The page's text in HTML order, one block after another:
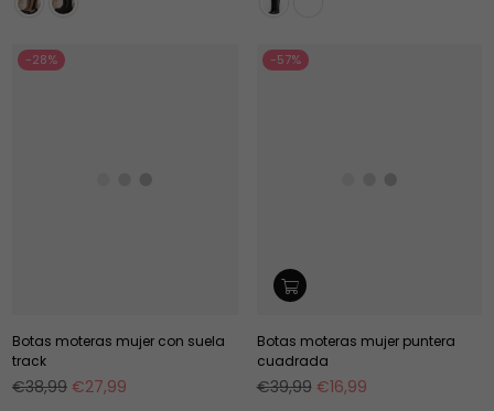
-28%
Botas moteras mujer con suela
track
Precio
€38,99 €27,99
-57%
Botas moteras mujer puntera
cuadrada
Precio
€39,99 €16,99